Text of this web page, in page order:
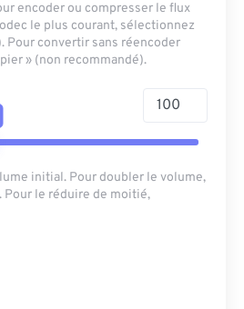
encoder ou compresser le flux
le plus courant, sélectionnez
Pour convertir sans réencoder
» (non recommandé).
initial. Pour doubler le volume,
Pour le réduire de moitié,